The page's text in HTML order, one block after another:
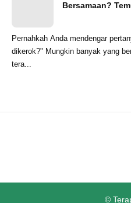
Bersamaan?
Pernahkah Anda mendengar
dikerok?" Mungkin banyak yang
tera...
©